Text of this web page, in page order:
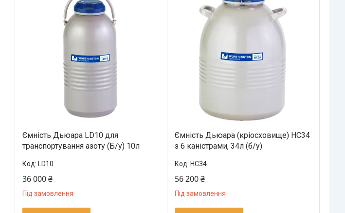
Ємність Дьюара LD10 для
транспортування азоту (Б/у) 10л
LD10
36 000 ₴
Під замовлення
Ємність Дьюара (кріосховище) НС34
з 6 каністрами, 34л (б/у)
НС34
56 200 ₴
Під замовлення